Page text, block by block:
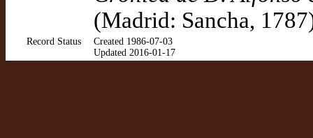
(Madrid: Sancha,
Record Status
Created 1986-07-03
Updated 2016-01-17